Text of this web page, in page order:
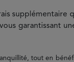
supplémentaire
garantissant
tout en